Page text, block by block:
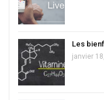
Les
janvier